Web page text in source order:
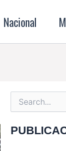
Nacional
Search
for: